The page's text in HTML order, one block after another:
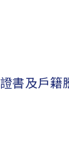
書及戶籍